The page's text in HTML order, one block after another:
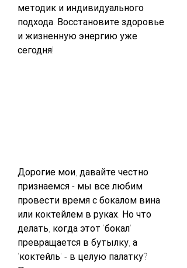
методик и индивидуального
подхода. Восстановите здоровье
и жизненную энергию уже
сегодня!
Дорогие мои, давайте честно
признаемся - мы все любим
провести время с бокалом вина
или коктейлем в руках. Но что
делать, когда этот 'бокал'
превращается в бутылку, а
'коктейль' - в целую палатку?